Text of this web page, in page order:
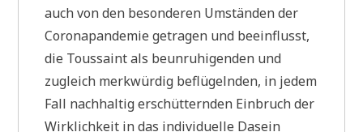
auch von den besonderen Umständen der
Coronapandemie getragen und beeinflusst,
die Toussaint als beunruhigenden und
zugleich merkwürdig beflügelnden, in jedem
Fall nachhaltig erschütternden Einbruch der
Wirklichkeit in das individuelle Dasein